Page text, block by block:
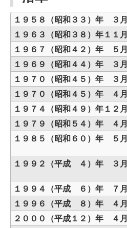
１９５８（昭和３３）年 ３月
１９６３（昭和３８）年１１月
１９６７（昭和４２）年 ５月
１９６９（昭和４４）年 ３月
１９７０（昭和４５）年 ３月
１９７０（昭和４５）年 ４月
１９７４（昭和４９）年１２月
１９７９（昭和５４）年 ４月
１９８５（昭和６０）年 ５月
１９９２（平成 ４）年 ３月
１９９４（平成 ６）年 ７月
１９９６（平成 ８）年 ４月
２０００（平成１２）年 ４月